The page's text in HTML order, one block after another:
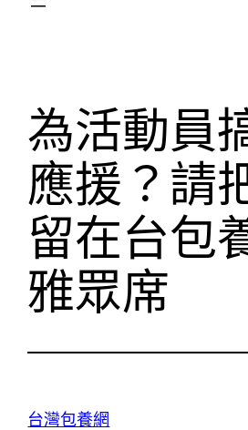
為活動員
應援？請
留在台包
雅眾席
台灣包養網